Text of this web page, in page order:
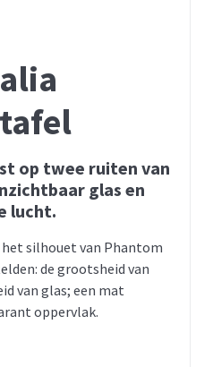
op twee ruiten van
glas en
lucht.
het silhouet van Phantom
de grootsheid van
van glas; een mat
oppervlak.